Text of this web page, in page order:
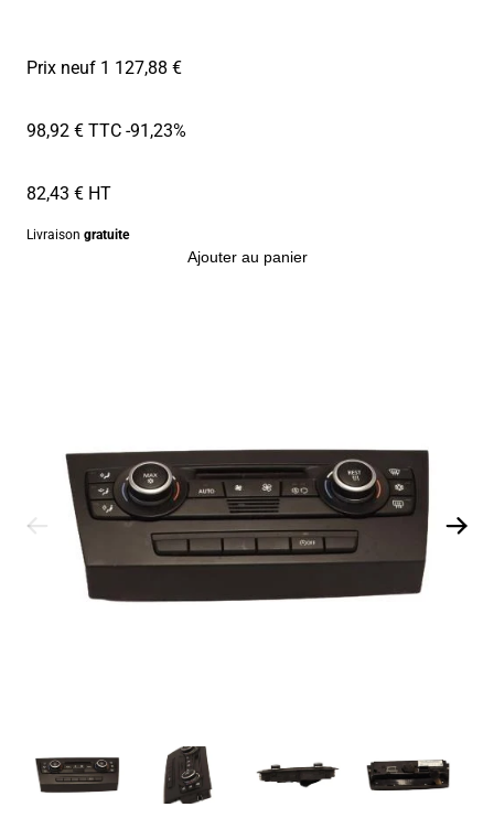
Prix neuf 1 127,88 €
98,92 € TTC-91,23%
82,43 € HT
Livraison gratuite
Ajouter au panier